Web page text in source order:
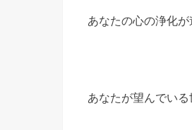
あなたの心の浄化
あなたが望んでい